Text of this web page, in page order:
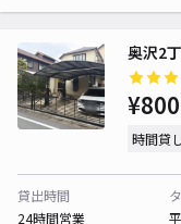
奥沢2
時間貸
貸出時間
24時間営業